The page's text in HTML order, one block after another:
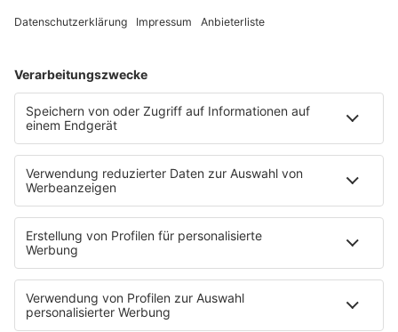
Events
Hier findest Du alle Events, die Dich bei
Deiner beruflichen Orientierung
weiterbringen.
MEHR LESEN